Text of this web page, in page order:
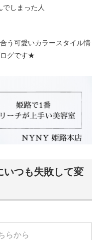
しまった人
う可愛いカラースタイル情
グです★
つも失敗して変
らから